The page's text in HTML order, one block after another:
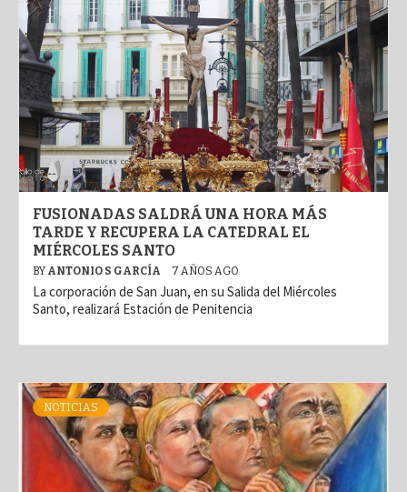
FUSIONADAS SALDRÁ UNA HORA MÁS
TARDE Y RECUPERA LA CATEDRAL EL
MIÉRCOLES SANTO
BY ANTONIO S GARCÍA 7 AÑOS AGO
La corporación de San Juan, en su Salida del Miércoles
Santo, realizará Estación de Penitencia
NOTICIAS